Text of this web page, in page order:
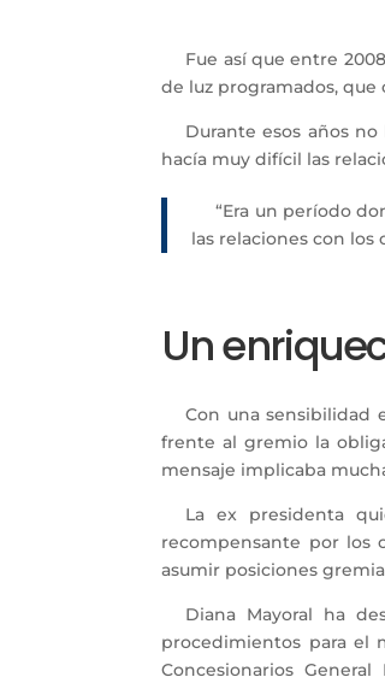
Fue así que entre
de luz programados,
Durante esos años
hacía muy difícil las
“Era un período
las relaciones con los
Un
Con una sensibilidad
frente al gremio la
mensaje implicaba
La ex presidenta
recompensante por los
asumir posiciones
Diana Mayoral ha
procedimientos para el
Concesionarios